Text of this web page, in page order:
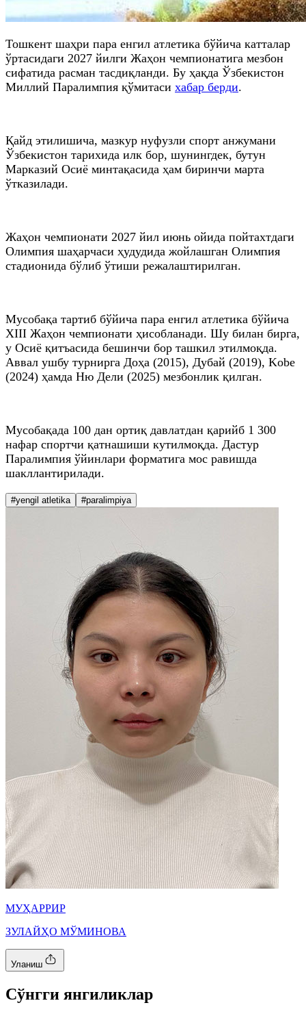
Тошкент шаҳри пара енгил атлетика бўйича катталар
ўртасидаги 2027 йилги Жаҳон чемпионатига мезбон
сифатида расман тасдиқланди. Бу ҳақда Ўзбекистон
Миллий Паралимпия қўмитаси хабар берди.
Қайд этилишича, мазкур нуфузли спорт анжумани
Ўзбекистон тарихида илк бор, шунингдек, бутун
Марказий Осиё минтақасида ҳам биринчи марта
ўтказилади.
Жаҳон чемпионати 2027 йил июнь ойида пойтахтдаги
Олимпия шаҳарчаси ҳудудида жойлашган Олимпия
стадионида бўлиб ўтиши режалаштирилган.
Мусобақа тартиб бўйича пара енгил атлетика бўйича
XIII Жаҳон чемпионати ҳисобланади. Шу билан бирга,
у Осиё қитъасида бешинчи бор ташкил этилмоқда.
Аввал ушбу турнирга Доҳа (2015), Дубай (2019), Kobe
(2024) ҳамда Ню Дели (2025) мезбонлик қилган.
Мусобақада 100 дан ортиқ давлатдан қарийб 1 300
нафар спортчи қатнашиши кутилмоқда. Дастур
Паралимпия ўйинлари форматига мос равишда
шакллантирилади.
#yengil atletika #paralimpiya
МУҲАРРИР
ЗУЛАЙҲО МЎМИНОВА
Уланиш
Cўнгги янгиликлар